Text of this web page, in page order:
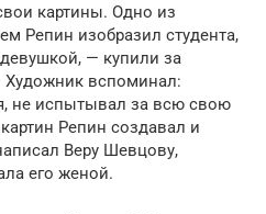
картины. Одно из
Репин изобразил студента,
— купили за
вспоминал:
не испытывал за всю свою
Репин создавал и
Веру Шевцову,
его женой.